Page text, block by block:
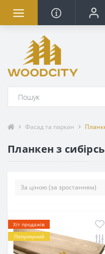
Фасад та паркан
Планкен з
Хіт продажів
Популярний